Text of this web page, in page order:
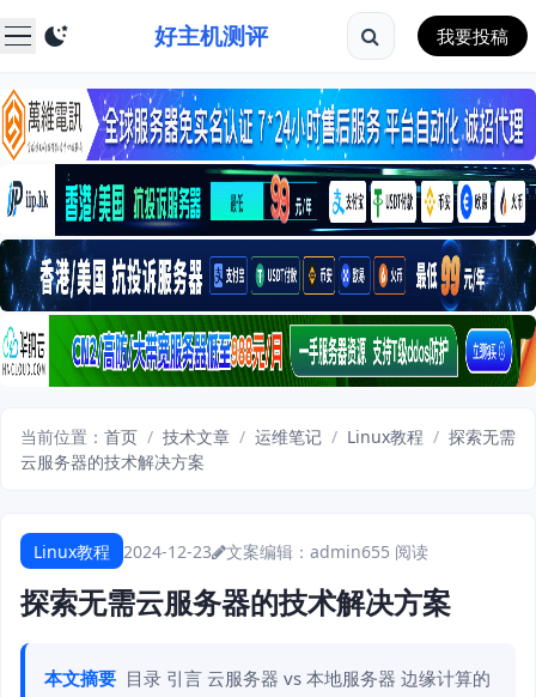
好主机测评 我要投稿
当前位置： 首页 / 技术文章 / 运维笔记 / Linux教程 / 探索无需
云服务器的技术解决方案
Linux教程 2024-12-23 文案编辑：admin655 阅读
探索无需云服务器的技术解决方案
本文摘要 目录 引言 云服务器 vs 本地服务器 边缘计算的